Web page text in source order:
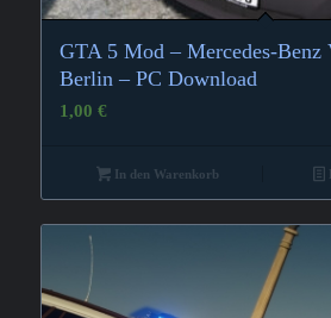
GTA 5 Mod – Mercedes-Benz
Berlin – PC Download
1,00 €
In den Warenkorb